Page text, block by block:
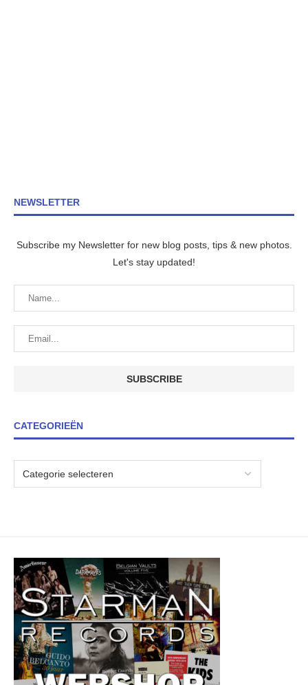
NEWSLETTER
Subscribe my Newsletter for new blog posts, tips & new photos.
Let's stay updated!
CATEGORIEËN